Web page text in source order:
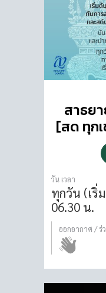
สาธย
[สด ทุกเ
วัน เวลา
ทุกวัน (เริ่
06.30 น.
ออกอากาศ / ร่